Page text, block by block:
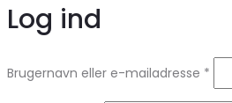
Log ind
Brugernavn eller e-mailadresse *